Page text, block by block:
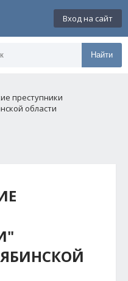
Вход на сайт
Найти
преступники
области